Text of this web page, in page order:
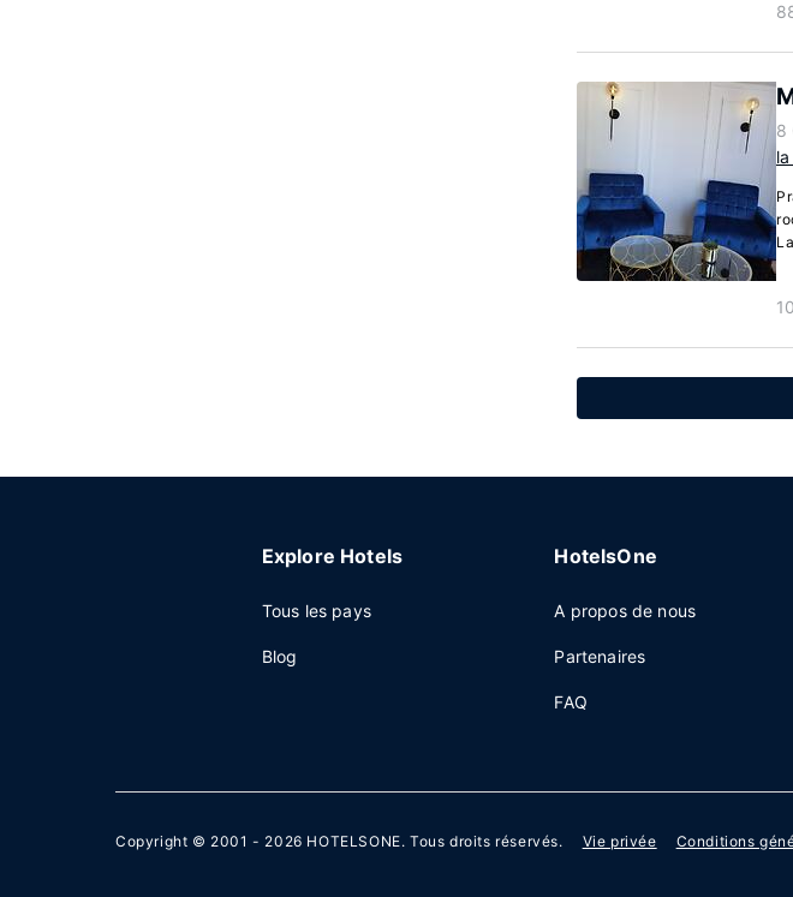
8
Explore Hotels
Tous les pays
Blog
HotelsOne
A propos de nous
Partenaires
FAQ
Copyright © 2001 - 2026 HOTELSONE. Tous droits réservés. Vie privée Conditions